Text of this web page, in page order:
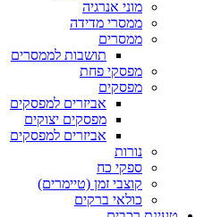
מוני אנרגיה
ממסרי מדידה
ממסרים
תושבות לממסרים
מפסקי פחת
מפסקים
אביזרים למפסקים
מפסקים יצוקים
אביזרים למפסקים
נורות
ספקי כח
קוצבי זמן (טיימרים)
כולאי ברקים